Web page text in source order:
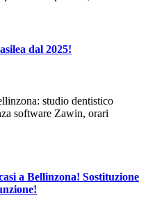
dal 2025!
a Bellinzona! Sostituzione